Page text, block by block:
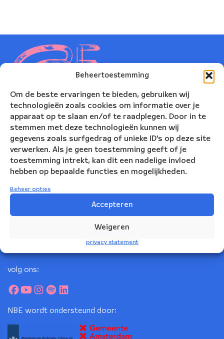
Beheertoestemming
Om de beste ervaringen te bieden, gebruiken wij
technologieën zoals cookies om informatie over je
apparaat op te slaan en/of te raadplegen. Door in te
stemmen met deze technologieën kunnen wij
gegevens zoals surfgedrag of unieke ID's op deze site
verwerken. Als je geen toestemming geeft of je
toestemming intrekt, kan dit een nadelige invloed
hebben op bepaalde functies en mogelijkheden.
Beheer opties
Accepteren
Weigeren
privacy statement
Nederlands Blazers Ensemble
Korte Leidsedwarsstraat 12
volg ons:
NBE wordt ondersteund door: